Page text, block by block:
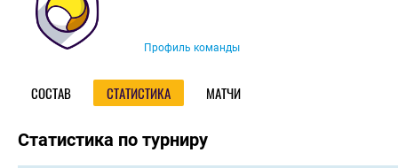
Профиль команды
СОСТАВ СТАТИСТИКА МАТЧИ
Статистика по турниру